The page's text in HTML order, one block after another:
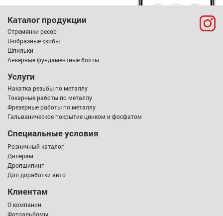
Каталог продукции
Стремянки ресор
U-образные скобы
Шпильки
Анкерные фундаментные болты
Услуги
Накатка резьбы по металлу
Токарные работы по металлу
Фрезерные работы по металлу
Гальваническое покрытие цинком и фосфатом
Специальные условия
Розничный каталог
Дилерам
Дропшипинг
Для доработки авто
Клиентам
О компании
Фотоальбомы